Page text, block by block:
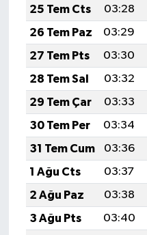
25 Tem Cts
03:28
26 Tem Paz
03:29
27 Tem Pts
03:30
28 Tem Sal
03:32
29 Tem Çar
03:33
30 Tem Per
03:34
31 Tem Cum
03:36
1 Ağu Cts
03:37
2 Ağu Paz
03:38
3 Ağu Pts
03:40